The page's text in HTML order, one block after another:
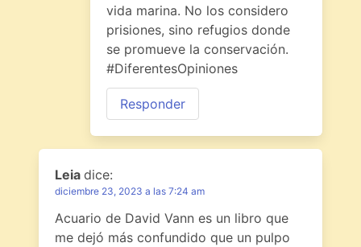
vida marina. No los considero
prisiones, sino refugios donde
se promueve la conservación.
#DiferentesOpiniones
Responder
Leia dice:
diciembre 23, 2023 a las 7:24 am
Acuario de David Vann es un libro que
me dejó más confundido que un pulpo